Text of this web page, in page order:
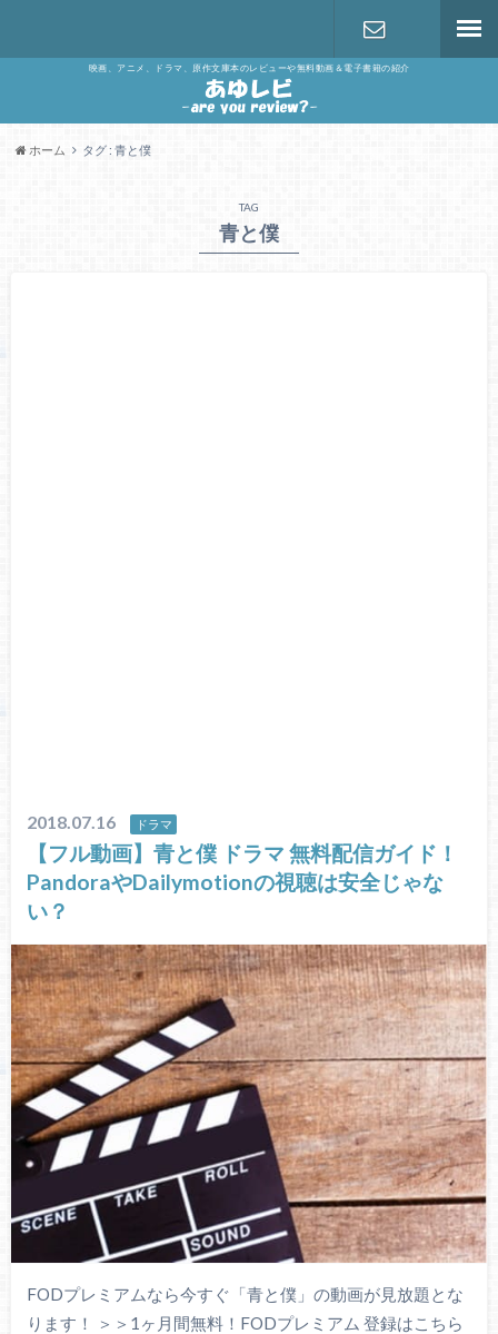
映画、アニメ、ドラマ、原作文庫本のレビューや無料動画＆電子書籍の紹介
ホーム タグ : 青と僕
TAG
青と僕
2018.07.16 ドラマ
【フル動画】青と僕 ドラマ 無料配信ガイド！
PandoraやDailymotionの視聴は安全じゃな
い？
FODプレミアムなら今すぐ「青と僕」の動画が見放題とな
ります！ ＞＞1ヶ月間無料！FODプレミアム 登録はこちら